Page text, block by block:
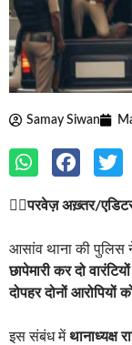
Samay Siwan
✍🏽परवेज़ अख़्तर/
आसांव थाना की पुलिस
छापेमारी कर दो
दोपहर दोनों आरोपियों
इस संबंध मेंथानाध्यक्ष